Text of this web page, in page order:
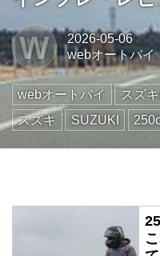
W
2026-05-06
webオートバイ
webオートバイ スズ
スズキ
SUZUKI